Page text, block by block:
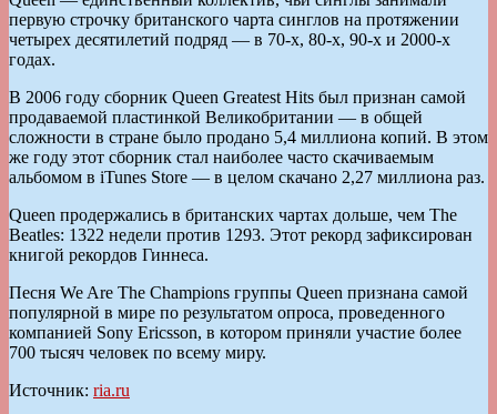
первую строчку британского чарта синглов на протяжении
четырех десятилетий подряд — в 70-х, 80-х, 90-х и 2000-х
годах.
В 2006 году сборник Queen Greatest Hits был признан самой
продаваемой пластинкой Великобритании — в общей
сложности в стране было продано 5,4 миллиона копий. В этом
же году этот сборник стал наиболее часто скачиваемым
альбомом в iTunes Store — в целом скачано 2,27 миллиона раз.
Queen продержались в британских чартах дольше, чем The
Beatles: 1322 недели против 1293. Этот рекорд зафиксирован
книгой рекордов Гиннеса.
Песня We Are The Champions группы Queen признана самой
популярной в мире по результатом опроса, проведенного
компанией Sony Ericsson, в котором приняли участие более
700 тысяч человек по всему миру.
Источник: ria.ru